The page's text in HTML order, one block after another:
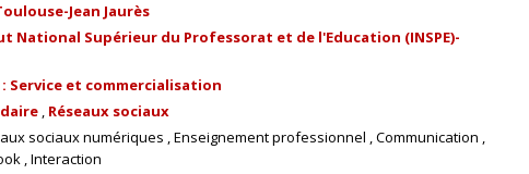
Jean Jaurès
National Supérieur du Professorat et de l'Education (INSPE)-
: Service et commercialisation
Réseaux sociaux
sociaux numériques Enseignement professionnel Communication
Interaction